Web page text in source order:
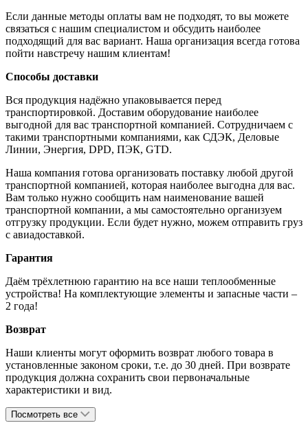
Если данные методы оплаты вам не подходят, то вы можете
связаться с нашим специалистом и обсудить наиболее
подходящий для вас вариант. Наша организация всегда готова
пойти навстречу нашим клиентам!
Способы доставки
Вся продукция надёжно упаковывается перед
транспортировкой. Доставим оборудование наиболее
выгодной для вас транспортной компанией. Сотрудничаем с
такими транспортными компаниями, как СДЭК, Деловые
Линии, Энергия, DPD, ПЭК, GTD.
Наша компания готова организовать поставку любой другой
транспортной компанией, которая наиболее выгодна для вас.
Вам только нужно сообщить нам наименование вашей
транспортной компании, а мы самостоятельно организуем
отгрузку продукции. Если будет нужно, можем отправить груз
с авиадоставкой.
Гарантия
Даём трёхлетнюю гарантию на все наши теплообменные
устройства! На комплектующие элементы и запасные части –
2 года!
Возврат
Наши клиенты могут оформить возврат любого товара в
установленные законом сроки, т.е. до 30 дней. При возврате
продукция должна сохранить свои первоначальные
характеристики и вид.
Посмотреть все